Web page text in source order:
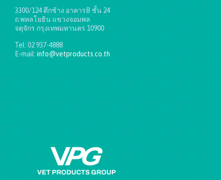
3300/124 ตึกช้าง อาคารB ชั้น 24
ถ.พหลโยธิน แขวงจอมพล
จตุจักร กรุงเทพมหานคร 10900
Tel: 02 937-4888
E-mail: info@vetproducts.co.th